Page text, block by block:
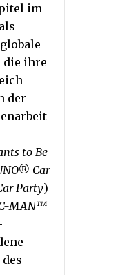
im
die ihre
der
to Be
Car
Party)
MAN™